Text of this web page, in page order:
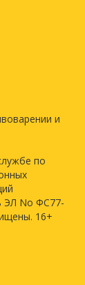
и
по
ЭЛ No ФС77-
16+